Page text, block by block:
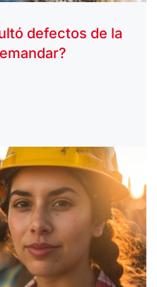
defectos de la